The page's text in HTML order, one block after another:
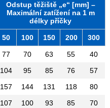
Odstup těžiště „e“ [mm] –
Maximální zatížení na 1 m
délky příčky
50 100 150 200 300
77 70 63 55
40
104 95 85 76
57
157 144 131 118
80
107 100 93 85
70